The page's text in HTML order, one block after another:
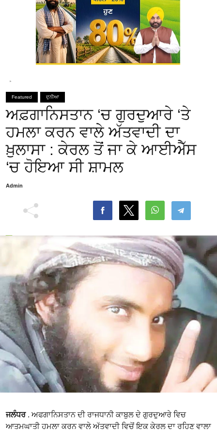
Featured ਦੁਨੀਆ
ਅਫ਼ਗਾਨਿਸਤਾਨ ‘ਚ ਗੁਰਦੁਆਰੇ ‘ਤੇ
ਹਮਲਾ ਕਰਨ ਵਾਲੇ ਅੱਤਵਾਦੀ ਦਾ
ਖ਼ੁਲਾਸਾ : ਕੇਰਲ ਤੋਂ ਜਾ ਕੇ ਆਈਐੱਸ
‘ਚ ਹੋਇਆ ਸੀ ਸ਼ਾਮਲ
Admin
ਜਲੰਧਰ. ਅਫਗਾਨਿਸਤਾਨ ਦੀ ਰਾਜਧਾਨੀ ਕਾਬੁਲ ਦੇ ਗੁਰਦੁਆਰੇ ਵਿਚ
ਆਤਮਘਾਤੀ ਹਮਲਾ ਕਰਨ ਵਾਲੇ ਅੱਤਵਾਦੀ ਵਿਚੋਂ ਇਕ ਕੇਰਲ ਦਾ ਰਹਿਣ ਵਾਲਾ